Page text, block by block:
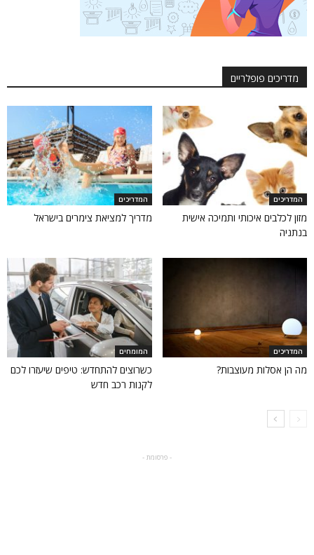
מדריכים פופלריים
המדריכים
מזון לכלבים איכותי ותמיכה אישית
בנתניה
המדריכים
מדריך למציאת צימרים בישראל
המדריכים
מה הן אסלות מעוצבות?
המומחים
כשרוצים להתחדש: טיפים שיעזרו לכם
לקנות רכב חדש
- פרסומת -